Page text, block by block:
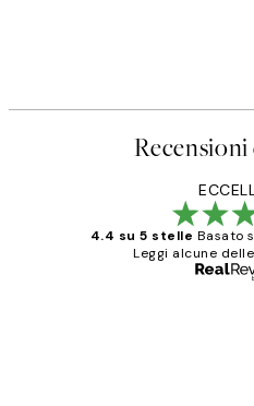
4.4 su 5 stelle Basato
Leggi alcune